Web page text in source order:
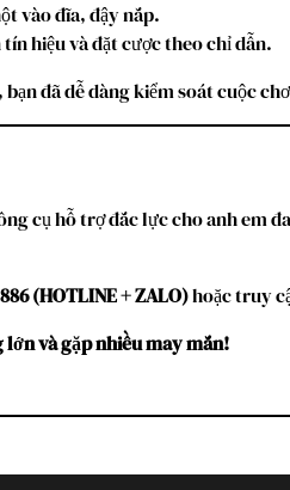
vào đĩa, đậy nắp.
tín hiệu và đặt cược theo chỉ dẫn.
đã dễ dàng kiểm soát cuộc
cụ hỗ trợ đắc lực cho anh em
(HOTLINE + ZALO)hoặc truy
lớn và gặp nhiều may mắn!